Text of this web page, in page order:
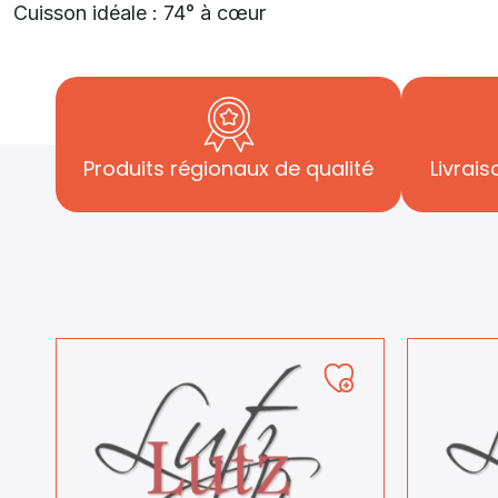
Cuisson idéale : 74° à cœur
Produits régionaux de qualité
Ajouter